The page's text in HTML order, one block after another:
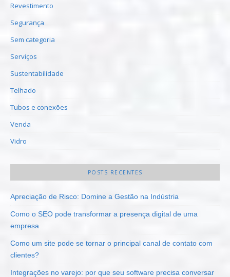
Revestimento
Segurança
Sem categoria
Serviços
Sustentabilidade
Telhado
Tubos e conexões
Venda
Vidro
POSTS RECENTES
Apreciação de Risco: Domine a Gestão na Indústria
Como o SEO pode transformar a presença digital de uma
empresa
Como um site pode se tornar o principal canal de contato com
clientes?
Integrações no varejo: por que seu software precisa conversar